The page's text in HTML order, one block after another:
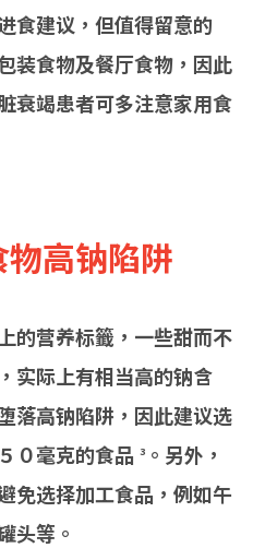
食建议，但值得留意的
装食物及餐厅食物，因此
衰竭患者可多注意家用食
高钠陷阱
的营养标籤，一些甜而不
实际上有相当高的钠含
落高钠陷阱，因此建议选
０毫克的食品 3 。另外，
免选择加工食品，例如午
头等。